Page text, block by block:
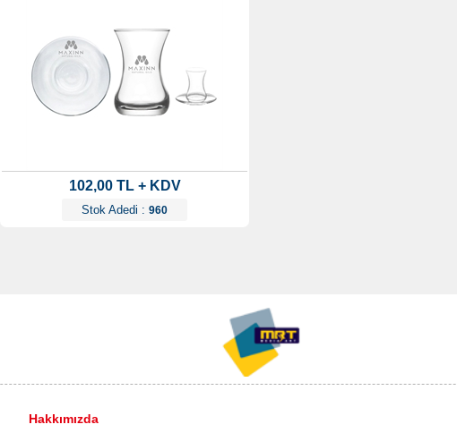
102,00 TL + KDV
Stok Adedi : 960
Hakkımızda